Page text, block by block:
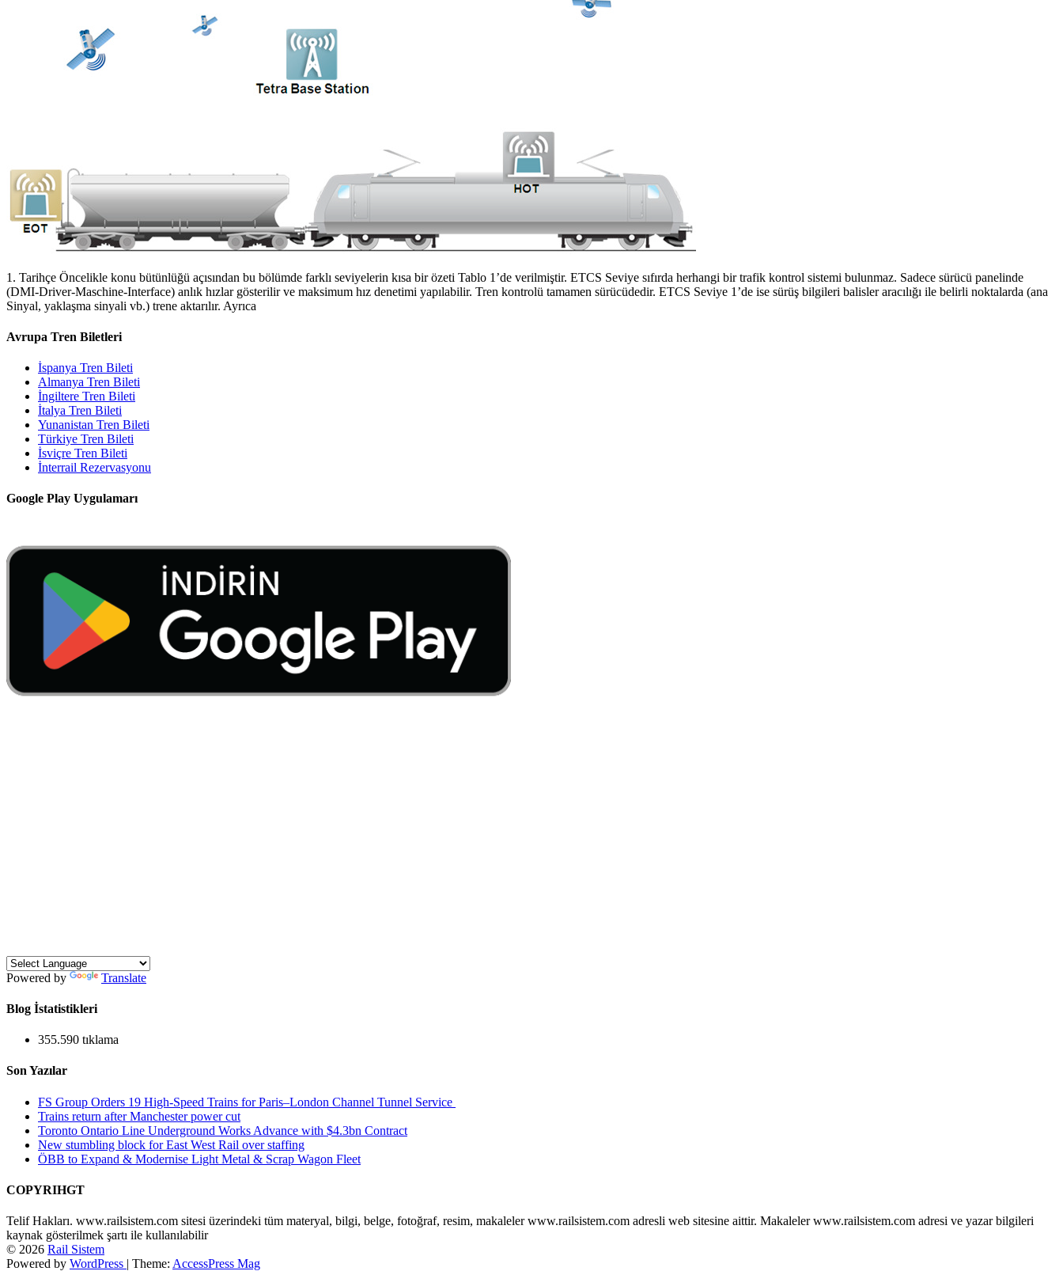
1. Tarihçe Öncelikle konu bütünlüğü açısından bu bölümde farklı seviyelerin kısa bir özeti Tablo 1’de verilmiştir. ETCS Seviye sıfırda herhangi bir trafik kontrol sistemi bulunmaz. Sadece sürücü panelinde
(DMI-Driver-Maschine-Interface) anlık hızlar gösterilir ve maksimum hız denetimi yapılabilir. Tren kontrolü tamamen sürücüdedir. ETCS Seviye 1’de ise sürüş bilgileri balisler aracılığı ile belirli noktalarda (ana
Sinyal, yaklaşma sinyali vb.) trene aktarılır. Ayrıca
Avrupa Tren Biletleri
İspanya Tren Bileti
Almanya Tren Bileti
İngiltere Tren Bileti
İtalya Tren Bileti
Yunanistan Tren Bileti
Türkiye Tren Bileti
İsviçre Tren Bileti
İnterrail Rezervasyonu
Google Play Uygulamarı
Powered by Translate
Blog İstatistikleri
355.590 tıklama
Son Yazılar
FS Group Orders 19 High-Speed Trains for Paris–London Channel Tunnel Service
Trains return after Manchester power cut
Toronto Ontario Line Underground Works Advance with $4.3bn Contract
New stumbling block for East West Rail over staffing
ÖBB to Expand & Modernise Light Metal & Scrap Wagon Fleet
COPYRIHGT
Telif Hakları. www.railsistem.com sitesi üzerindeki tüm materyal, bilgi, belge, fotoğraf, resim, makaleler www.railsistem.com adresli web sitesine aittir. Makaleler www.railsistem.com adresi ve yazar bilgileri
kaynak gösterilmek şartı ile kullanılabilir
© 2026 Rail Sistem
Powered by WordPress | Theme: AccessPress Mag